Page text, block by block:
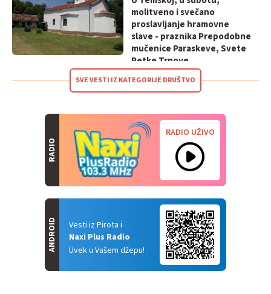
molitveno i svečano
proslavljanje hramovne
slave - praznika Prepodobne
mučenice Paraskeve, Svete
Petke Trnove
SVE VESTI IZ KATEGORIJE DRUŠTVO
RADIO
RADIO UŽIVO
Vesti iz Pirota i
Naxi Plus Radio
Uvek u Vašem džepu!
ANDROID